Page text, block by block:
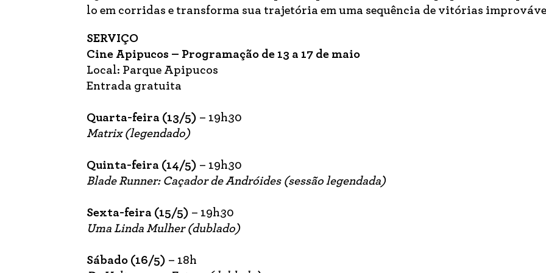
lo em corridas e transforma sua trajetória em uma sequência de vitórias
SERVIÇO
Cine Apipucos – Programação de 13 a 17 de maio
Local: Parque Apipucos
Entrada gratuita
Quarta-feira (13/5) – 19h30
Matrix (legendado)
Quinta-feira (14/5) – 19h30
Blade Runner: Caçador de Andróides (sessão legendada)
Sexta-feira (15/5) – 19h30
Uma Linda Mulher (dublado)
Sábado (16/5) – 18h